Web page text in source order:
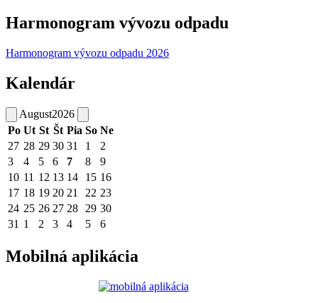
Harmonogram vývozu odpadu
Harmonogram vývozu odpadu 2026
Kalendár
August2026
Po Ut St Št Pia So Ne
27 28 29 30 31 1
2
3
4 5 6 7 8
9
10 11 12 13 14 15 16
17 18 19 20 21 22 23
24 25 26 27 28 29 30
31 1 2 3 4 5 6
Mobilná aplikácia